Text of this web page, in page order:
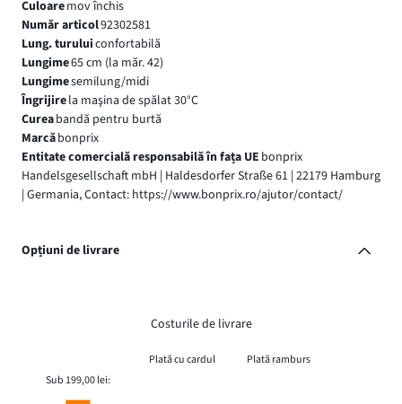
Culoaremov închis
Număr articol92302581
Lung. turuluiconfortabilă
Lungime65 cm (la măr. 42)
Lungimesemilung/midi
Îngrijirela maşina de spălat 30°C
Cureabandă pentru burtă
Marcăbonprix
Entitate comercială responsabilă în fața UE bonprix
Handelsgesellschaft mbH | Haldesdorfer Straße 61 | 22179 Hamburg
| Germania, Contact: https://www.bonprix.ro/ajutor/contact/
Opțiuni de livrare
Costurile de livrare
Plată cu cardul
Plată ramburs
Sub 199,00 lei: